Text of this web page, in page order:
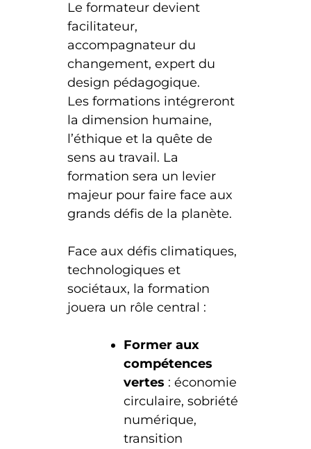
Le formateur devient
facilitateur,
accompagnateur du
changement, expert du
design pédagogique.
Les formations intégreront
la dimension humaine,
l’éthique et la quête de
sens au travail. La
formation sera un levier
majeur pour faire face aux
grands défis de la planète.
Face aux défis climatiques,
technologiques et
sociétaux, la formation
jouera un rôle central :
Former aux
compétences
vertes : économie
circulaire, sobriété
numérique,
transition